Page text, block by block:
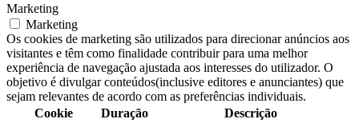
Marketing
Marketing
Os cookies de marketing são utilizados ​​para direcionar anúncios aos
visitantes e têm como finalidade contribuir para uma melhor
experiência de navegação ajustada aos interesses do utilizador. O
objetivo é divulgar conteúdos(inclusive editores e anunciantes) que
sejam relevantes de acordo com as preferências individuais.
Cookie
Duração Descrição